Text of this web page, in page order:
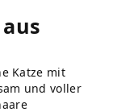
Katze mit
und voller